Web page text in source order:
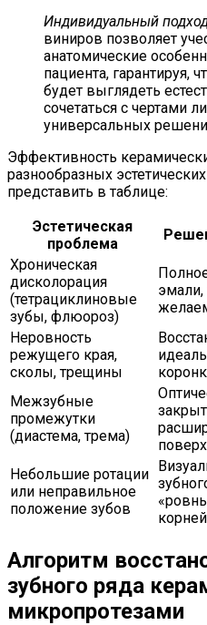
Индивидуальный
виниров позволяет
анатомические
пациента, гарантируя,
будет выглядеть
сочетаться с чертами
универсальных
Эффективность
разнообразных
представить в таблице:
Эстетическая
проблема
Хроническая
дисколорация
(тетрациклиновые
зубы, флюороз)
эмали,
Неровность
режущего края,
сколы, трещины
Межзубные
промежутки
(диастема, трема)
Небольшие ротации
или неправильное
положение зубов
Алгоритм
зубного ряда
микропротезами